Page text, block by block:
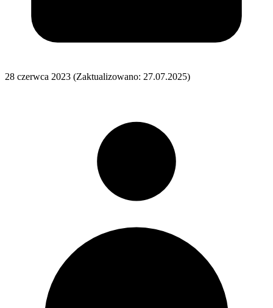
28 czerwca 2023 (Zaktualizowano: 27.07.2025)